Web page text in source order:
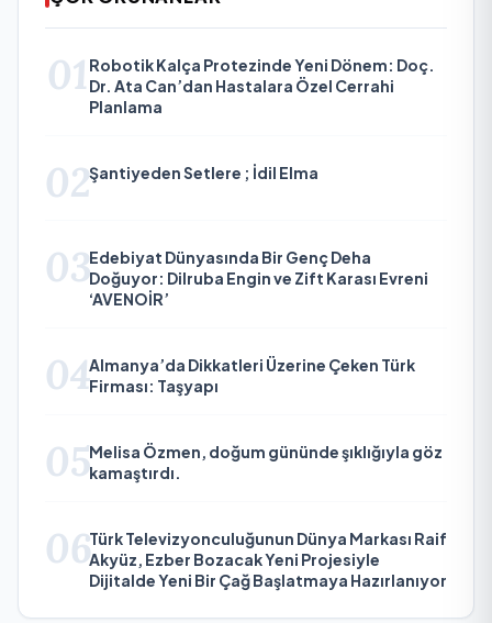
01 Robotik Kalça Protezinde Yeni Dönem: Doç.
Dr. Ata Can’dan Hastalara Özel Cerrahi
Planlama
02Şantiyeden Setlere ; İdil Elma
03Edebiyat Dünyasında Bir Genç Deha
Doğuyor: Dilruba Engin ve Zift Karası Evreni
‘AVENOİR’
04Almanya’da Dikkatleri Üzerine Çeken Türk
Firması: Taşyapı
05Melisa Özmen, doğum gününde şıklığıyla göz
kamaştırdı.
06Türk Televizyonculuğunun Dünya Markası Raif
Akyüz, Ezber Bozacak Yeni Projesiyle
Dijitalde Yeni Bir Çağ Başlatmaya Hazırlanıyor